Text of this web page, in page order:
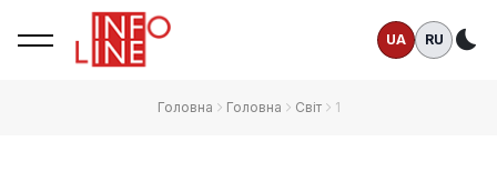
UA RU
Головна Головна Світ 1